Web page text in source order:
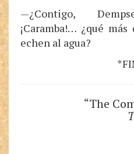
—¿Contigo,
¡Caramba!… ¿qué
echen al agua?
“The